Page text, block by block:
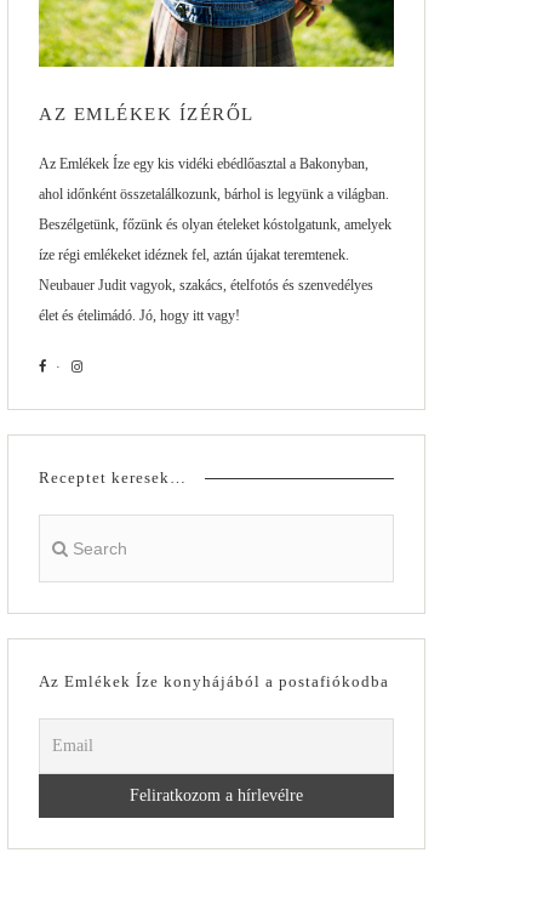
AZ EMLÉKEK ÍZÉRŐL
Az Emlékek Íze egy kis vidéki ebédlőasztal a Bakonyban,
ahol időnként összetalálkozunk, bárhol is legyünk a világban.
Beszélgetünk, főzünk és olyan ételeket kóstolgatunk, amelyek
íze régi emlékeket idéznek fel, aztán újakat teremtenek.
Neubauer Judit vagyok, szakács, ételfotós és szenvedélyes
élet és ételimádó. Jó, hogy itt vagy!
Receptet keresek…
Az Emlékek Íze konyhájából a postafiókodba